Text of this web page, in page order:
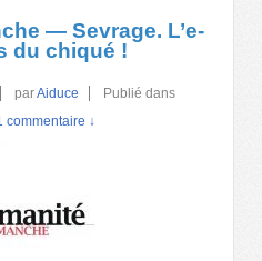
— Sevrage. L’e-
du chiqué !
parAiduce
Publié dans
commentaire ↓